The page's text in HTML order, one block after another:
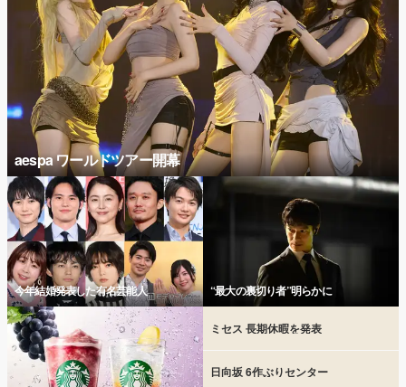
aespa ワールドツアー開幕
今年結婚発表した有名芸能人 “最大の裏切り者”明らかに
ミセス 長期休暇を発表
日向坂 6作ぶりセンター